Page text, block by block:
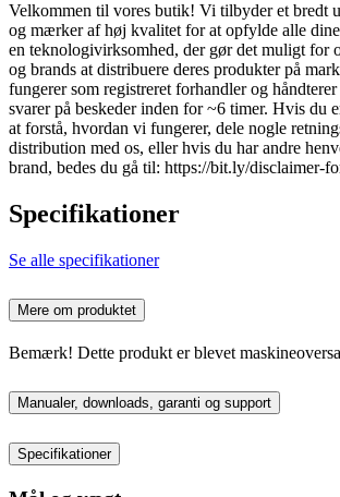
Velkommen til vores butik! Vi tilbyder et bredt
og mærker af høj kvalitet for at opfylde alle
en teknologivirksomhed, der gør det muligt for
og brands at distribuere deres produkter på
fungerer som registreret forhandler og
svarer på beskeder inden for ~6 timer. Hvis du
at forstå, hvordan vi fungerer, dele nogle
distribution med os, eller hvis du har andre
brand, bedes du gå til: https://bit.ly/disclaimer-
Specifikationer
Se alle specifikationer
Mere om produktet
Bemærk! Dette produkt er blevet
Manualer, downloads, garanti og support
Specifikationer